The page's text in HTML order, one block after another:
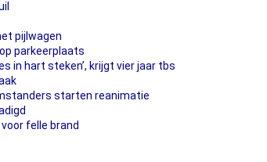
pijlwagen
parkeerplaats
in hart steken’, krijgt vier jaar tbs
starten reanimatie
felle brand